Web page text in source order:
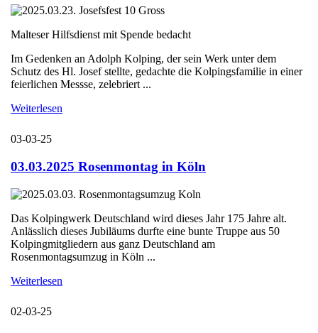
Malteser Hilfsdienst mit Spende bedacht
Im Gedenken an Adolph Kolping, der sein Werk unter dem
Schutz des Hl. Josef stellte, gedachte die Kolpingsfamilie in einer
feierlichen Messse, zelebriert ...
Weiterlesen
03-03-25
03.03.2025 Rosenmontag in Köln
Das Kolpingwerk Deutschland wird dieses Jahr 175 Jahre alt.
Anlässlich dieses Jubiläums durfte eine bunte Truppe aus 50
Kolpingmitgliedern aus ganz Deutschland am
Rosenmontagsumzug in Köln ...
Weiterlesen
02-03-25